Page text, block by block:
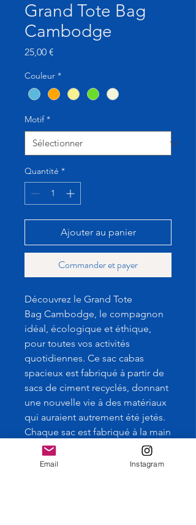
Grand Tote Bag
Cambodge
25,00 €
Couleur *
Motif *
Quantité *
Ajouter au panier
Commander et payer
Découvrez le Grand Tote
Bag Cambodge, le compagnon
idéal, écologique et éthique,
pour toutes vos activités
quotidiennes. Ce sac cabas
spacieux est fabriqué à partir de
sacs de ciment recyclés, donnant
une nouvelle vie à des matériaux
qui auraient autrement été jetés.
Chaque sac est fabriqué à la main
au Cambodge, dans le respect
du commerce équitable et du
Email Instagram